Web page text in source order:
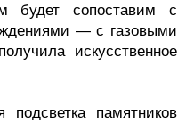
будет сопоставим с
— с газовыми
искусственное
подсветка памятников